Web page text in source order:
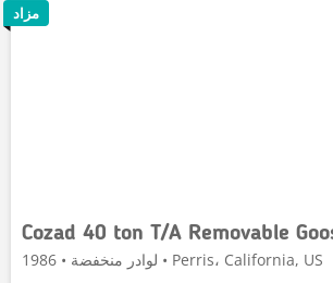
لوادر منخفضة • 1986 • Perris، California, US
مزاد